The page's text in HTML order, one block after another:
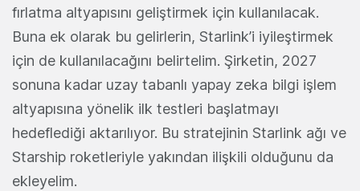
fırlatma altyapısını geliştirmek için kullanılacak.
Buna ek olarak bu gelirlerin, Starlink’i iyileştirmek
için de kullanılacağını belirtelim. Şirketin, 2027
sonuna kadar uzay tabanlı yapay zeka bilgi işlem
altyapısına yönelik ilk testleri başlatmayı
hedeflediği aktarılıyor. Bu stratejinin Starlink ağı ve
Starship roketleriyle yakından ilişkili olduğunu da
ekleyelim.